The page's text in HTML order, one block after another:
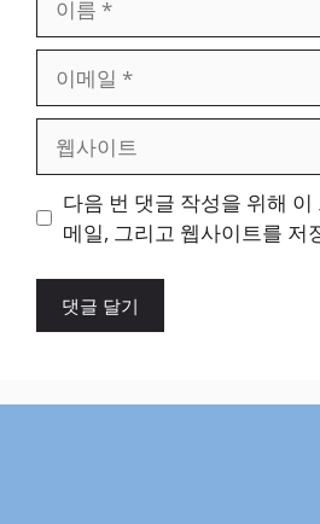
일
트
다음 번 댓글 작성을 위해
메일, 그리고 웹사이트를 저